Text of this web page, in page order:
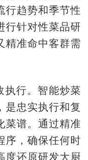
行趋势和季节性
行针对性菜品研
精准命中客群需
执行。智能炒菜
是忠实执行和复
菜谱。通过精准
序，确保任何时
度还原研发大厨